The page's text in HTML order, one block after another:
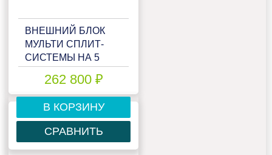
ВНЕШНИЙ БЛОК
МУЛЬТИ СПЛИТ-
СИСТЕМЫ НА 5
FREE MATCH
5U125S2SN1FA
262 800 ₽
В КОРЗИНУ
СРАВНИТЬ